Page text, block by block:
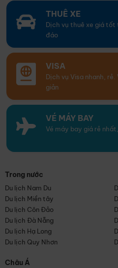
THUÊ XE
Dịch vụ thuê xe giá tốt
đáo
VISA
Dịch vụ Visa nhanh,
giản
VÉ MÁY BAY
Vé máy bay giá rẻ
Trong nước
Du lịch Nam Du
Du lịch Miền tây
Du lịch Côn Đảo
Du lịch Đà Nẵng
Du lịch Hạ Long
Du lịch Quy Nhơn
Châu Á